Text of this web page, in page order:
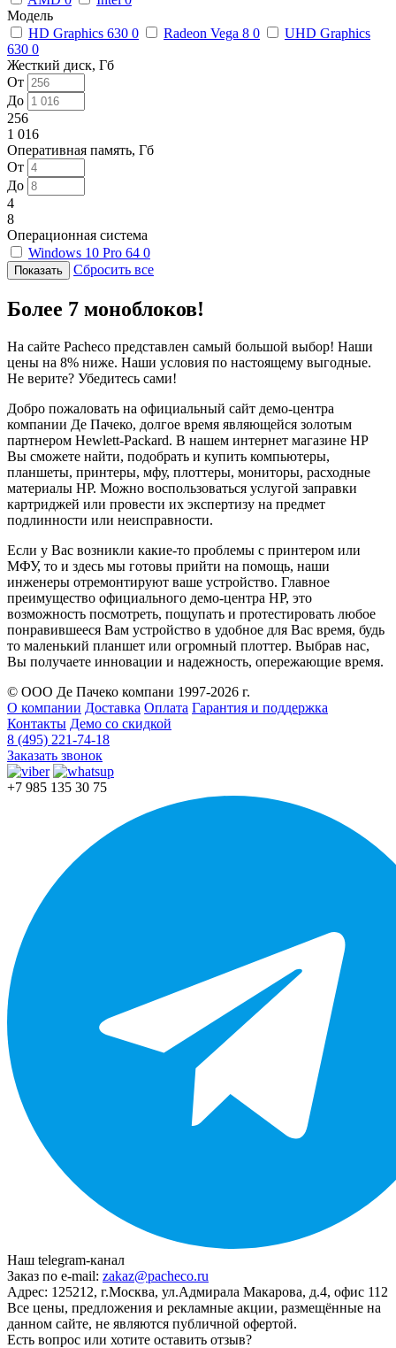
Модель
HD Graphics 630 0 Radeon Vega 8 0
UHD Graphics
630 0
Жесткий диск, Гб
От
До
256
1 016
Оперативная память, Гб
От
До
4
8
Операционная система
Windows 10 Pro 64 0
Сбросить все
Более 7 моноблоков!
На сайте Pacheco представлен самый большой выбор! Наши
цены на 8% ниже. Наши условия по настоящему выгодные.
Не верите? Убедитесь сами!
Добро пожаловать на официальный сайт демо-центра
компании Де Пачеко, долгое время являющейся золотым
партнером Hewlett-Packard. В нашем интернет магазине HP
Вы сможете найти, подобрать и купить компьютеры,
планшеты, принтеры, мфу, плоттеры, мониторы, расходные
материалы HP. Можно воспользоваться услугой заправки
картриджей или провести их экспертизу на предмет
подлинности или неисправности.
Если у Вас возникли какие-то проблемы с принтером или
МФУ, то и здесь мы готовы прийти на помощь, наши
инженеры отремонтируют ваше устройство. Главное
преимущество официального демо-центра HP, это
возможность посмотреть, пощупать и протестировать любое
понравившееся Вам устройство в удобное для Вас время, будь
то маленький планшет или огромный плоттер. Выбрав нас,
Вы получаете инновации и надежность, опережающие время.
© ООО Де Пачеко компани 1997-2026 г.
О компании Доставка Оплата Гарантия и поддержка
Контакты Демо со скидкой
8 (495) 221-74-18
Заказать звонок
+7 985 135 30 75
Наш telegram-канал
Заказ по e-mail: zakaz@pacheco.ru
Адрес: 125212, г.Москва, ул.Адмирала Макарова, д.4, офис 112
Все цены, предложения и рекламные акции, размещённые на
данном сайте, не являются публичной офертой.
Есть вопрос или хотите оставить отзыв?